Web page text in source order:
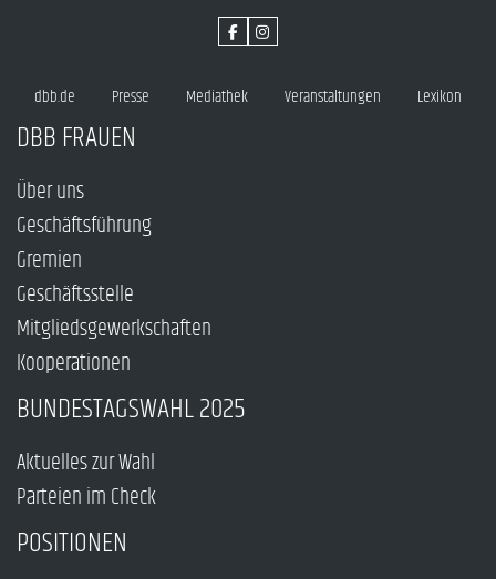
dbb.de Presse Mediathek Veranstaltungen Lexikon
DBB FRAUEN
Über uns
Geschäftsführung
Gremien
Geschäftsstelle
Mitgliedsgewerkschaften
Kooperationen
BUNDESTAGSWAHL 2025
Aktuelles zur Wahl
Parteien im Check
POSITIONEN